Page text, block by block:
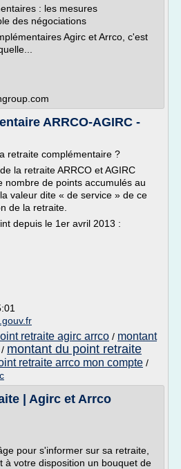
: les mesures
des négociations
Agirc et Arrco, c'est
ARRCO-AGIRC -
retraite complémentaire ?
la retraite ARRCO et AGIRC
nombre de points accumulés au
valeur dite « de service » de ce
de la retraite.
depuis le 1er avril 2013 :
retraite agirc arrco / montant
/ montant du point retraite
retraite arrco mon compte /
| Agirc et Arrco
pour s'informer sur sa retraite,
à votre disposition un bouquet de